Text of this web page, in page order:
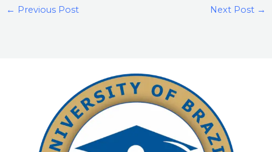
← Previous Post Next Post →